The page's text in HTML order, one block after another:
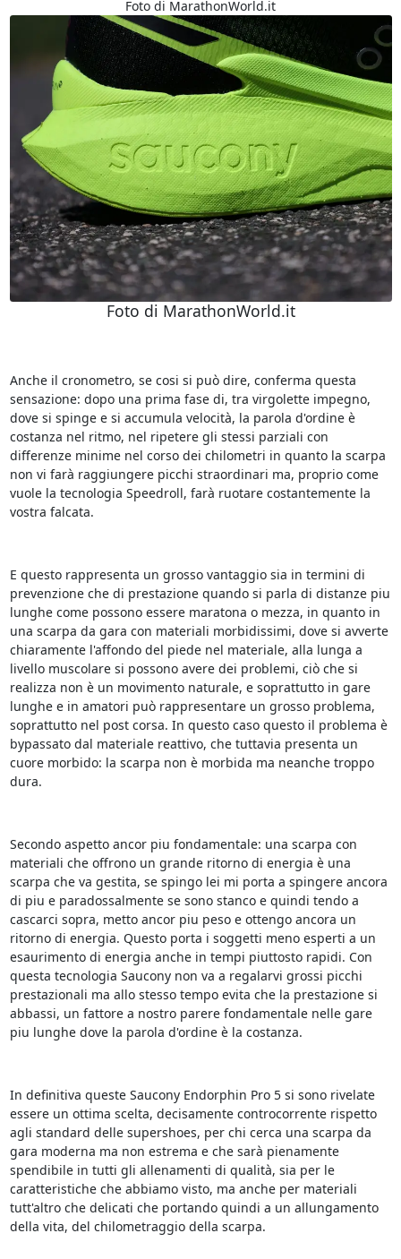
Foto di MarathonWorld.it
Foto di MarathonWorld.it
Anche il cronometro, se cosi si può dire, conferma questa
sensazione: dopo una prima fase di, tra virgolette impegno,
dove si spinge e si accumula velocità, la parola d'ordine è
costanza nel ritmo, nel ripetere gli stessi parziali con
differenze minime nel corso dei chilometri in quanto la scarpa
non vi farà raggiungere picchi straordinari ma, proprio come
vuole la tecnologia Speedroll, farà ruotare costantemente la
vostra falcata.
E questo rappresenta un grosso vantaggio sia in termini di
prevenzione che di prestazione quando si parla di distanze piu
lunghe come possono essere maratona o mezza, in quanto in
una scarpa da gara con materiali morbidissimi, dove si avverte
chiaramente l'affondo del piede nel materiale, alla lunga a
livello muscolare si possono avere dei problemi, ciò che si
realizza non è un movimento naturale, e soprattutto in gare
lunghe e in amatori può rappresentare un grosso problema,
soprattutto nel post corsa. In questo caso questo il problema è
bypassato dal materiale reattivo, che tuttavia presenta un
cuore morbido: la scarpa non è morbida ma neanche troppo
dura.
Secondo aspetto ancor piu fondamentale: una scarpa con
materiali che offrono un grande ritorno di energia è una
scarpa che va gestita, se spingo lei mi porta a spingere ancora
di piu e paradossalmente se sono stanco e quindi tendo a
cascarci sopra, metto ancor piu peso e ottengo ancora un
ritorno di energia. Questo porta i soggetti meno esperti a un
esaurimento di energia anche in tempi piuttosto rapidi. Con
questa tecnologia Saucony non va a regalarvi grossi picchi
prestazionali ma allo stesso tempo evita che la prestazione si
abbassi, un fattore a nostro parere fondamentale nelle gare
piu lunghe dove la parola d'ordine è la costanza.
In definitiva queste Saucony Endorphin Pro 5 si sono rivelate
essere un ottima scelta, decisamente controcorrente rispetto
agli standard delle supershoes, per chi cerca una scarpa da
gara moderna ma non estrema e che sarà pienamente
spendibile in tutti gli allenamenti di qualità, sia per le
caratteristiche che abbiamo visto, ma anche per materiali
tutt'altro che delicati che portando quindi a un allungamento
della vita, del chilometraggio della scarpa.